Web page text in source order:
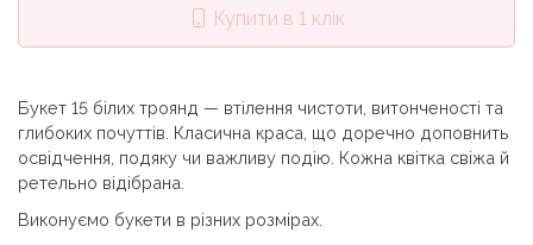
Букет 15 білих троянд — втілення чистоти, витонченості та
глибоких почуттів. Класична краса, що доречно доповнить
освідчення, подяку чи важливу подію. Кожна квітка свіжа й
ретельно відібрана.
Виконуємо букети в різних розмірах.
Купити в 1 клік